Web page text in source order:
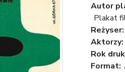
Autor
Plakat
Reżyser:
Aktorzy:
Rok
Format: